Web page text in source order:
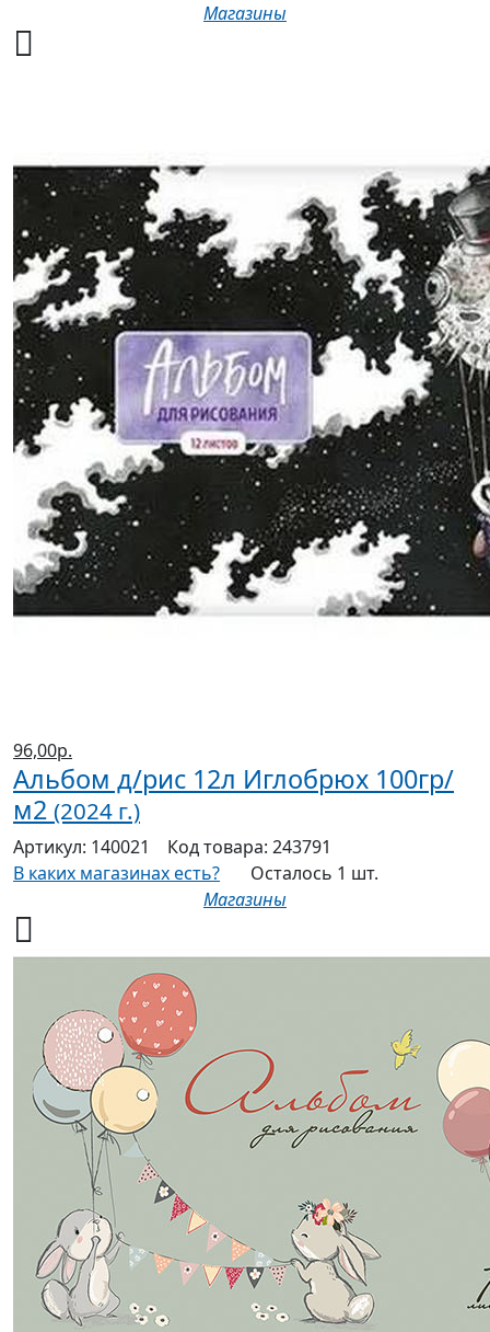
Магазины
96,00р.
Альбом д/рис 12л Иглобрюх 100гр/
м2 (2024 г.)
Артикул: 140021 Код товара: 243791
В каких магазинах есть?
Осталось 1 шт.
Магазины